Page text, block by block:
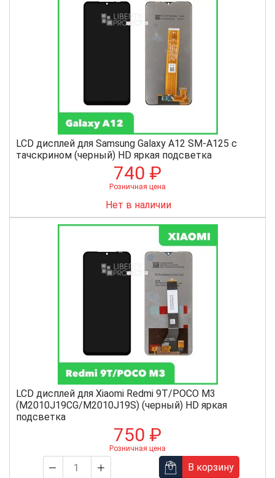
LCD дисплей для Samsung Galaxy A12 SM-A125 с
тачскрином (черный) HD яркая подсветка
740 ₽
Розничная цена
Нет в наличии
LCD дисплей для Xiaomi Redmi 9T/POCO M3
(M2010J19CG/M2010J19S) (черный) HD яркая
подсветка
750 ₽
Розничная цена
В корзину